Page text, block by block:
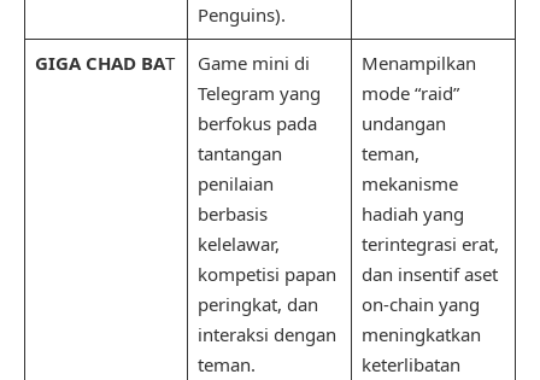
Penguins).
GIGA CHAD BAT
Game mini di
Telegram yang
berfokus pada
tantangan
penilaian
berbasis
kelelawar,
kompetisi papan
peringkat, dan
interaksi dengan
teman.
Menampilkan
mode “raid”
undangan
teman,
mekanisme
hadiah yang
terintegrasi erat,
dan insentif aset
on-chain yang
meningkatkan
keterlibatan